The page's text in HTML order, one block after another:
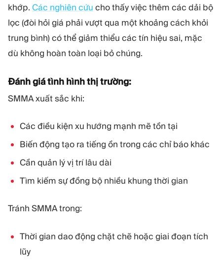
khớp. Các nghiên cứu cho thấy việc thêm các dải bộ
lọc (đòi hỏi giá phải vượt qua một khoảng cách khỏi
trung bình) có thể giảm thiểu các tín hiệu sai, mặc
dù không hoàn toàn loại bỏ chúng.
Đánh giá tình hình thị trường:
SMMA xuất sắc khi:
Các điều kiện xu hướng mạnh mẽ tồn tại
Biến động tạo ra tiếng ồn trong các chỉ báo khác
Cần quản lý vị trí lâu dài
Tìm kiếm sự đồng bộ nhiều khung thời gian
Tránh SMMA trong:
Thời gian dao động chặt chẽ hoặc giai đoạn tích
lũy